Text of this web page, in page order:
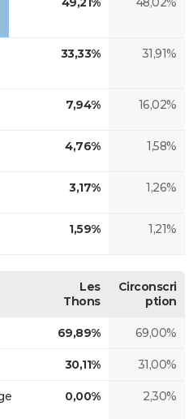
33,33% 31,91%
7,94% 16,02%
4,76% 1,58%
3,17% 1,26%
1,59% 1,21%
Les
Thons
Circonscri
ption
69,89% 69,00%
30,11% 31,00%
0,00% 2,30%